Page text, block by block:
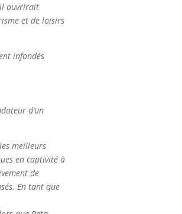
il ouvrirait
et de loisirs
infondés
d’un
meilleurs
en captivité à
de
En tant que